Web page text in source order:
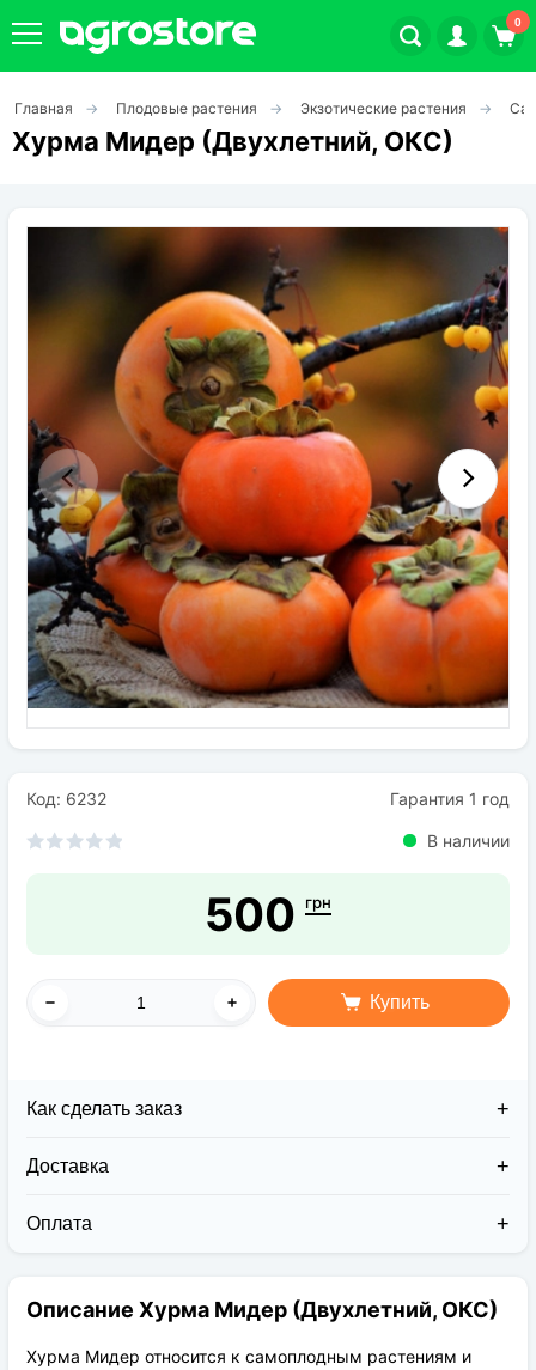
0
Плодовые кустарники
Декоративные растения
Цветы
Травы
Овощи (на посадку)
Штамбовые ягодные кусты
Семена
Удобрения
Главная Плодовые растения Экзотические растения
Хурма Мидер (Двухлетний, ОКС)
Код: 6232 Гарантия 1 год
В наличии
500 грн
Купить
Как сделать заказ
Доставка
курьерскими службами:
транспортировки вплоть до 14 дней (с учётом
хранения на складе).
Оплата
На карту приват банка перед отправкой;
По выставленному счёту (реквизитам
Описание Хурма Мидер (Двухлетний, ОКС)
Хурма Мидер относится к самоплодным растениям и